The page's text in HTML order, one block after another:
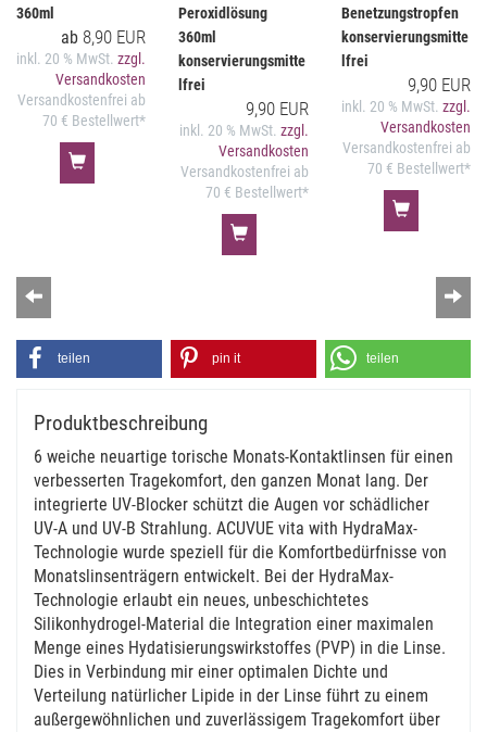
360ml
ab 8,90 EUR
inkl. 20 % MwSt.zzgl.
Versandkosten
Versandkostenfrei ab
70 € Bestellwert*
Peroxidlösung
360ml
konservierungsmitte
lfrei
9,90 EUR
inkl. 20 % MwSt. zzgl.
Versandkosten
Versandkostenfrei ab
70 € Bestellwert*
Benetzungstropfen
konservierungsmitte
lfrei
9,90 EUR
inkl. 20 % MwSt. zzgl.
Versandkosten
Versandkostenfrei ab
70 € Bestellwert*
Zurück
teilen pin it teilen
Produktbeschreibung
6 weiche neuartige torische Monats-Kontaktlinsen für einen
verbesserten Tragekomfort, den ganzen Monat lang. Der
integrierte UV-Blocker schützt die Augen vor schädlicher
UV-A und UV-B Strahlung. ACUVUE vita with HydraMax-
Technologie wurde speziell für die Komfortbedürfnisse von
Monatslinsenträgern entwickelt. Bei der HydraMax-
Technologie erlaubt ein neues, unbeschichtetes
Silikonhydrogel-Material die Integration einer maximalen
Menge eines Hydatisierungswirkstoffes (PVP) in die Linse.
Dies in Verbindung mir einer optimalen Dichte und
Verteilung natürlicher Lipide in der Linse führt zu einem
außergewöhnlichen und zuverlässigem Tragekomfort über